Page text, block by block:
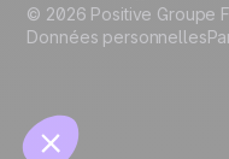
© 2026 Positive Groupe
Données personnelles